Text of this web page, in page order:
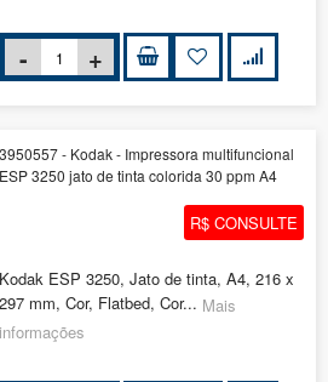
3950557 - Kodak - Impressora multifuncional
ESP 3250 jato de tinta colorida 30 ppm A4
R$ CONSULTE
Kodak ESP 3250, Jato de tinta, A4, 216 x
297 mm, Cor, Flatbed, Cor... Mais
informações